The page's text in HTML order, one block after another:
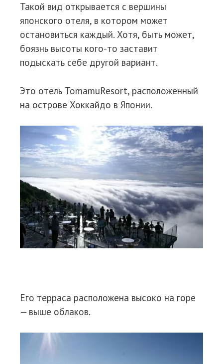
Такой вид открывается с вершины
японского отеля, в котором может
остановиться каждый. Хотя, быть может,
боязнь высоты кого-то заставит
подыскать себе другой вариант.
Это отель TomamuResort, расположенный
на острове Хоккайдо в Японии.
Его терраса расположена высоко на горе
— выше облаков.